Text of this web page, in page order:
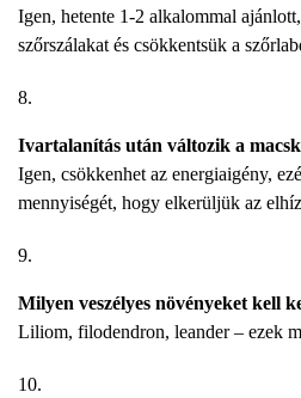
Igen, hetente 1-2 alkalommal
szőrszálakat és csökkentsük a
Ivartalanítás után változik a
Igen, csökkenhet az energiaigény,
mennyiségét, hogy elkerüljük az
Milyen veszélyes növényeket kell
Liliom, filodendron, leander – ezek